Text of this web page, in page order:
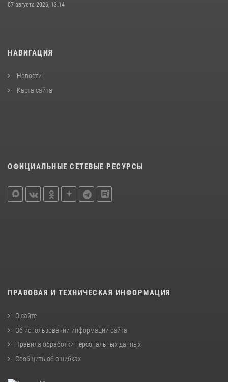
07 августа 2026, 13:14
НАВИГАЦИЯ
Новости
Карта сайта
ОФИЦИАЛЬНЫЕ СЕТЕВЫЕ РЕСУРСЫ
ПРАВОВАЯ И ТЕХНИЧЕСКАЯ ИНФОРМАЦИЯ
О сайте
Об использовании информации сайта
Правила обработки персональных данных
Сообщить об ошибках